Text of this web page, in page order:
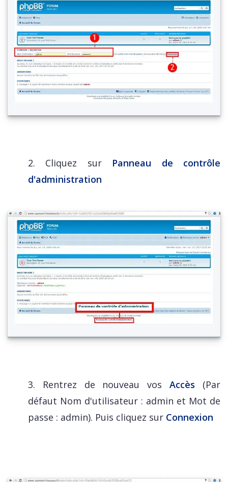
2. Cliquez sur Panneau de contrôle
d'administration
3. Rentrez de nouveau vosAccès (Par
défaut Nom d'utilisateur : admin et Mot de
passe : admin). Puis cliquez sur Connexion